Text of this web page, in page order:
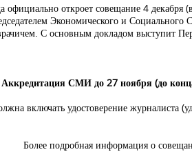
официально откроет совещание 4
Экономического и
С основным докладом выступит
Аккредитация СМИ до 27 ноября (до
включать удостоверение журналиста
Более подробная информация о